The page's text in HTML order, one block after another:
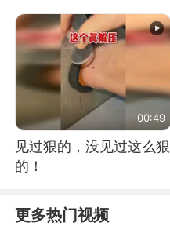
00:49
见过狠的，没见过这么狠
的！
更多热门视频